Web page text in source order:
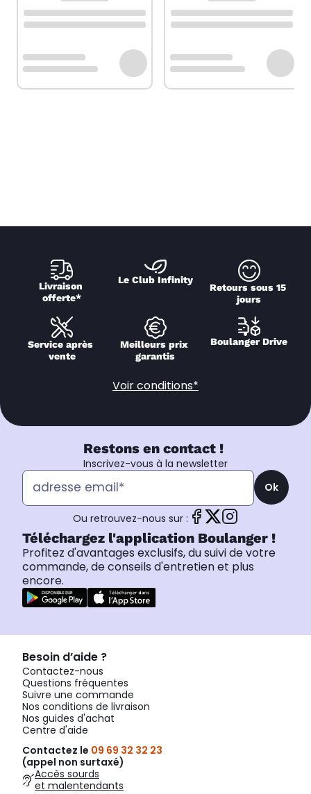
Livraison
offerte*
Le Club Infinity
Retours sous 15
jours
Service après
vente
Meilleurs prix
garantis
Boulanger Drive
Voir conditions*
Restons en contact !
Inscrivez-vous à la newsletter
Ok
Ou retrouvez-nous sur :
Téléchargez l'application Boulanger !
Profitez d'avantages exclusifs, du suivi de votre
commande, de conseils d'entretien et plus
encore.
Besoin d’aide ?
Contactez-nous
Questions fréquentes
Suivre une commande
Nos conditions de livraison
Nos guides d'achat
Centre d'aide
Contactez le 09 69 32 32 23
(appel non surtaxé)
Accès sourds
et malentendants